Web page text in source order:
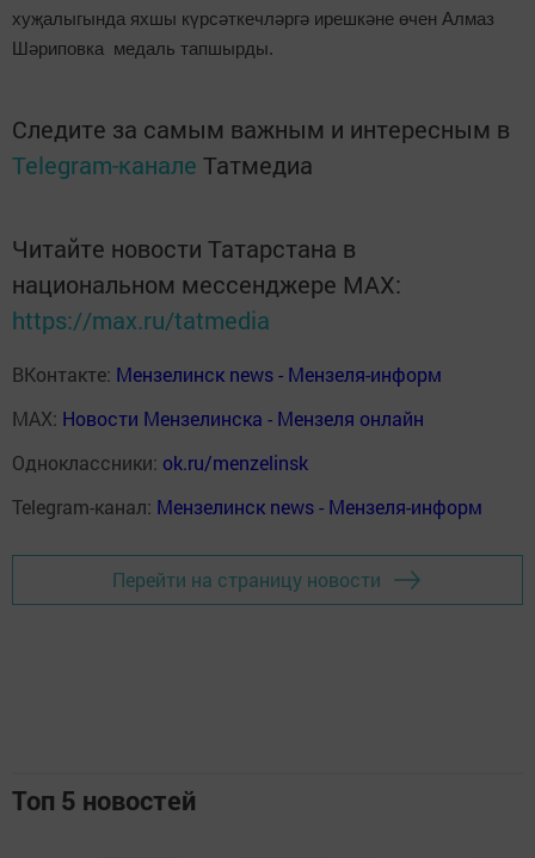
хуҗалыгында яхшы күрсәткечләргә ирешкәне өчен Алмаз
Шәриповка медаль тапшырды.
Следите за самым важным и интересным в
Telegram-канале Татмедиа
Читайте новости Татарстана в
национальном мессенджере MАХ:
https://max.ru/tatmedia
ВКонтакте: Мензелинск news - Мензеля-информ
MAX: Новости Мензелинска - Мензеля онлайн
Одноклассники: ok.ru/menzelinsk
Telegram-канал: Мензелинск news - Мензеля-информ
Перейти на страницу новости
Топ 5 новостей